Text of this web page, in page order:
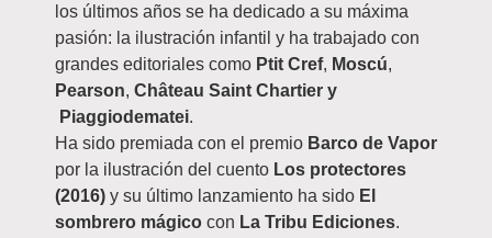
los últimos años se ha dedicado a su máxima
pasión: la ilustración infantil y ha trabajado con
grandes editoriales como Ptit Cref, Moscú,
Pearson, Château Saint Chartier y
Piaggiodematei.
Ha sido premiada con el premio Barco de Vapor
por la ilustración del cuento Los protectores
(2016) y su último lanzamiento ha sido El
sombrero mágico con La Tribu Ediciones.